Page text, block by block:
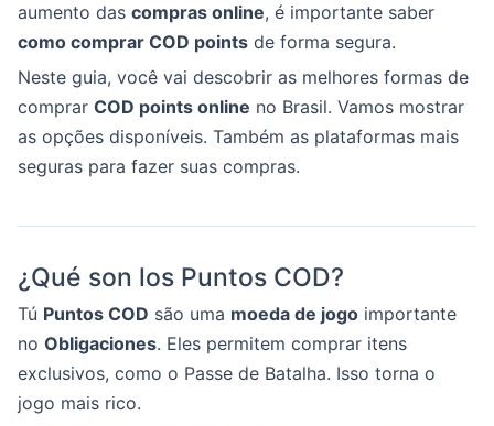
aumento das compras online, é importante saber
como comprar COD points de forma segura.
Neste guia, você vai descobrir as melhores formas de
comprar COD points online no Brasil. Vamos mostrar
as opções disponíveis. Também as plataformas mais
seguras para fazer suas compras.
¿Qué son los Puntos COD?
Tú Puntos COD são uma moeda de jogo importante
no Obligaciones. Eles permitem comprar itens
exclusivos, como o Passe de Batalha. Isso torna o
jogo mais rico.